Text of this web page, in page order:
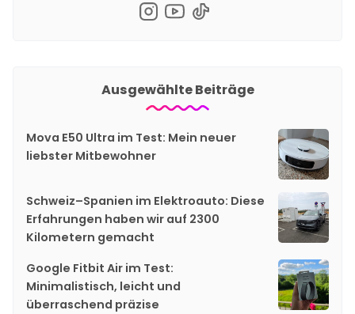
Ausgewählte Beiträge
Mova E50 Ultra im Test: Mein neuer
liebster Mitbewohner
Schweiz–Spanien im Elektroauto: Diese
Erfahrungen haben wir auf 2300
Kilometern gemacht
Google Fitbit Air im Test:
Minimalistisch, leicht und
überraschend präzise